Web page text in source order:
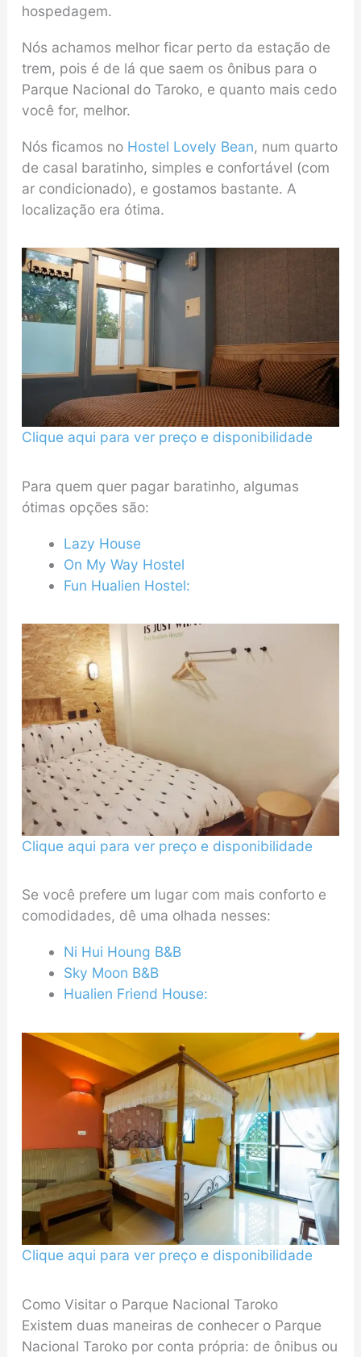
hospedagem.
Nós achamos melhor ficar perto da estação de
trem, pois é de lá que saem os ônibus para o
Parque Nacional do Taroko, e quanto mais cedo
você for, melhor.
Nós ficamos no Hostel Lovely Bean, num quarto
de casal baratinho, simples e confortável (com
ar condicionado), e gostamos bastante. A
localização era ótima.
Clique aqui para ver preço e disponibilidade
Para quem quer pagar baratinho, algumas
ótimas opções são:
Lazy House
On My Way Hostel
Fun Hualien Hostel:
Clique aqui para ver preço e disponibilidade
Se você prefere um lugar com mais conforto e
comodidades, dê uma olhada nesses:
Ni Hui Houng B&B
Sky Moon B&B
Hualien Friend House:
Clique aqui para ver preço e disponibilidade
Como Visitar o Parque Nacional Taroko
Existem duas maneiras de conhecer o Parque
Nacional Taroko por conta própria: de ônibus ou